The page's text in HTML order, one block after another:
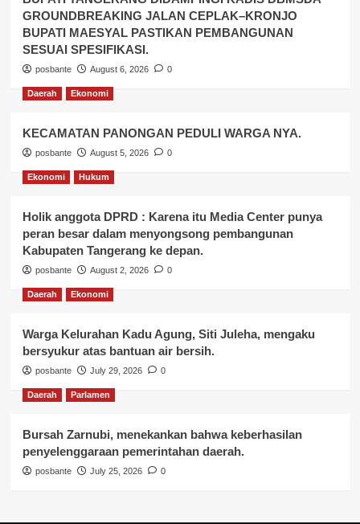
GROUNDBREAKING JALAN CEPLAK–KRONJO
BUPATI MAESYAL PASTIKAN PEMBANGUNAN
SESUAI SPESIFIKASI.
posbante August 6, 2026 0
Daerah Ekonomi
KECAMATAN PANONGAN PEDULI WARGA NYA.
posbante August 5, 2026 0
Ekonomi Hukum
Holik anggota DPRD : Karena itu Media Center punya
peran besar dalam menyongsong pembangunan
Kabupaten Tangerang ke depan.
posbante August 2, 2026 0
Daerah Ekonomi
Warga Kelurahan Kadu Agung, Siti Juleha, mengaku
bersyukur atas bantuan air bersih.
posbante July 29, 2026 0
Daerah Parlamen
Bursah Zarnubi, menekankan bahwa keberhasilan
penyelenggaraan pemerintahan daerah.
posbante July 25, 2026 0